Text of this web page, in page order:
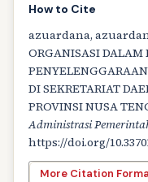
How to Cite
azuardana,
ORGANISASI
DI SEKRETARIAT
PROVINSI NUSA
Administrasi
https://doi.org/
More Citation